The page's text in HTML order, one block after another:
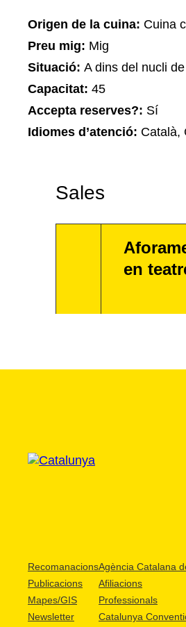
Origen de la cuina: Cuina
Preu mig: Mig
Situació: A dins del nucli
Capacitat: 45
Accepta reserves?: Sí
Idiomes d’atenció: Català,
Sales
en
Recomanacions
Publicacions
Mapes/GIS
Newsletter
Agència Catalana
Afiliacions
Professionals
Catalunya